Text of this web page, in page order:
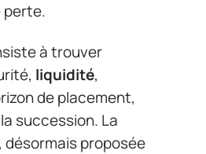
perte.
à trouver
liquidité,
de placement,
succession. La
proposée